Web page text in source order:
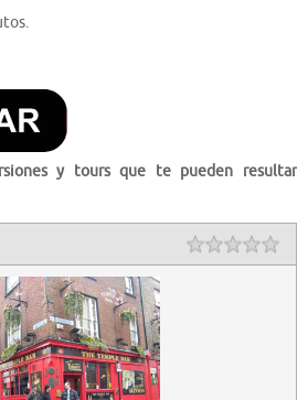
y tours que te pueden resultar